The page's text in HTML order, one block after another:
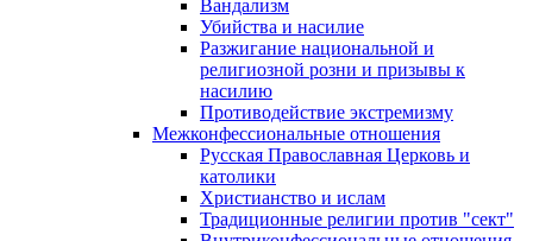
Вандализм
Убийства и насилие
Разжигание национальной и
религиозной розни и призывы к
насилию
Противодействие экстремизму
Межконфессиональные отношения
Русская Православная Церковь и
католики
Христианство и ислам
Традиционные религии против "сект"